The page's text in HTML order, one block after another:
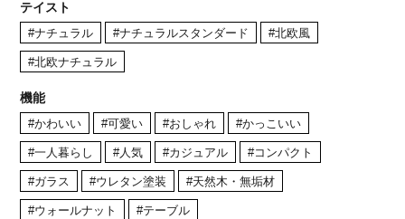
テイスト
#ナチュラル #ナチュラルスタンダード #北欧風
#北欧ナチュラル
機能
#かわいい #可愛い #おしゃれ #かっこいい
#一人暮らし #人気 #カジュアル #コンパクト
#ガラス #ウレタン塗装 #天然木・無垢材
#ウォールナット #テーブル